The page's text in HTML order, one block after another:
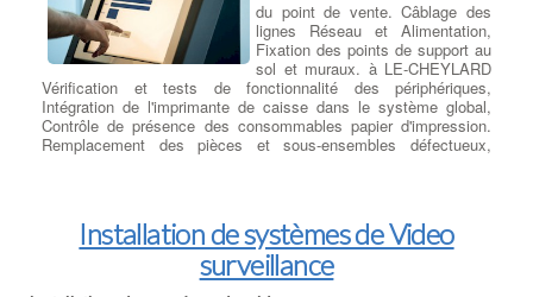
du point de vente. Câblage des
lignes Réseau et Alimentation,
Fixation des points de support au
sol et muraux. à LE-CHEYLARD
Vérification et tests de fonctionnalité des périphériques,
Intégration de l'imprimante de caisse dans le système global,
Contrôle de présence des consommables papier d'impression.
Remplacement des pièces et sous-ensembles défectueux,
Installation de systèmes de Video
surveillance